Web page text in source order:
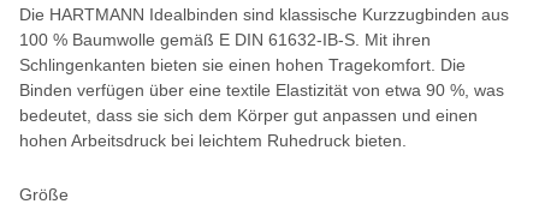
Die HARTMANN Idealbinden sind klassische Kurzzugbinden aus
100 % Baumwolle gemäß E DIN 61632-IB-S. Mit ihren
Schlingenkanten bieten sie einen hohen Tragekomfort. Die
Binden verfügen über eine textile Elastizität von etwa 90 %, was
bedeutet, dass sie sich dem Körper gut anpassen und einen
hohen Arbeitsdruck bei leichtem Ruhedruck bieten.
Größe